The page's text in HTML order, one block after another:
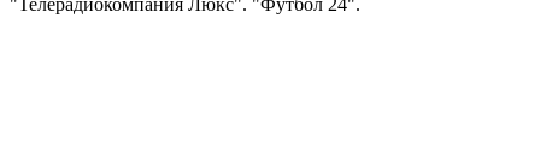
"Телерадиокомпания Люкс". "Футбол 24".